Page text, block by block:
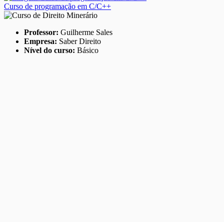
Curso de programação em C/C++
Professor: Guilherme Sales
Empresa: Saber Direito
Nível do curso: Básico